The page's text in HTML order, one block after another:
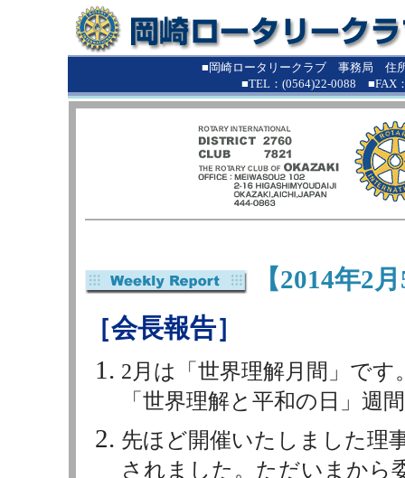
■岡崎ロータリークラブ 事務局 住
■TEL：(0564)22-0088 ■FAX
【2014年2
［会長報告］
2月は「世界理解月間」で
「世界理解と平和の日」週
先ほど開催いたしました理